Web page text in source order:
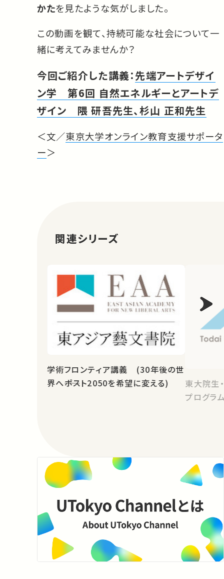
かたを見たような気がしました。
この動画を観て、持続可能な社会について一
緒に考えてみませんか？
今回ご紹介した講義：先端アートデザイ
ン学 第6回 自然エネルギーとアートデ
ザイン 隈 研吾先生、杉山 正和先生
＜文／東京大学オンライン教育支援サポータ
ー＞
関連シリーズ
学術フロンティア講義 (30年後の世
界へ――ポスト2050を希望に変える)
東大院生
プログラ